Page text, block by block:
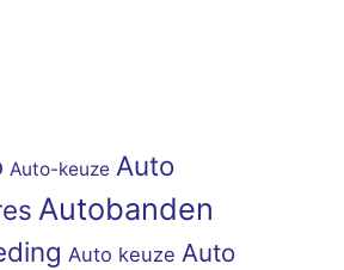
Auto-keuze Auto
Autobanden
Auto keuze Auto